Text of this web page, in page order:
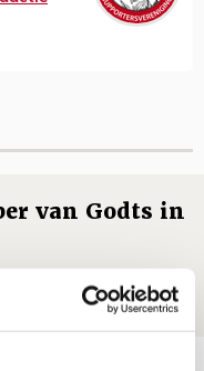
van Godts in